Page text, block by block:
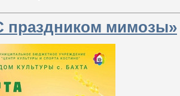
праздником мимозы»